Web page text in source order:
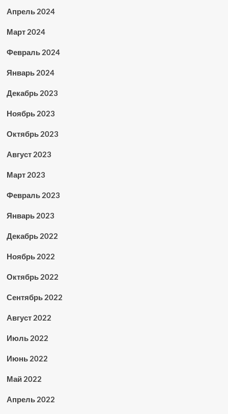
Апрель 2024
Март 2024
Февраль 2024
Январь 2024
Декабрь 2023
Ноябрь 2023
Октябрь 2023
Август 2023
Март 2023
Февраль 2023
Январь 2023
Декабрь 2022
Ноябрь 2022
Октябрь 2022
Сентябрь 2022
Август 2022
Июль 2022
Июнь 2022
Май 2022
Апрель 2022